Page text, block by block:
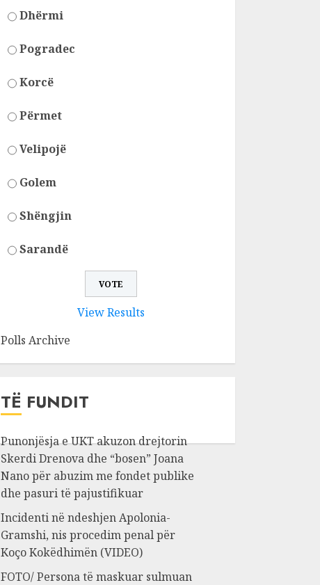
Dhërmi
Pogradec
Korcë
Përmet
Velipojë
Golem
Shëngjin
Sarandë
View Results
Polls Archive
TË FUNDIT
Punonjësja e UKT akuzon drejtorin
Skerdi Drenova dhe “bosen” Joana
Nano për abuzim me fondet publike
dhe pasuri të pajustifikuar
Incidenti në ndeshjen Apolonia-
Gramshi, nis procedim penal për
Koço Kokëdhimën (VIDEO)
FOTO/ Persona të maskuar sulmuan